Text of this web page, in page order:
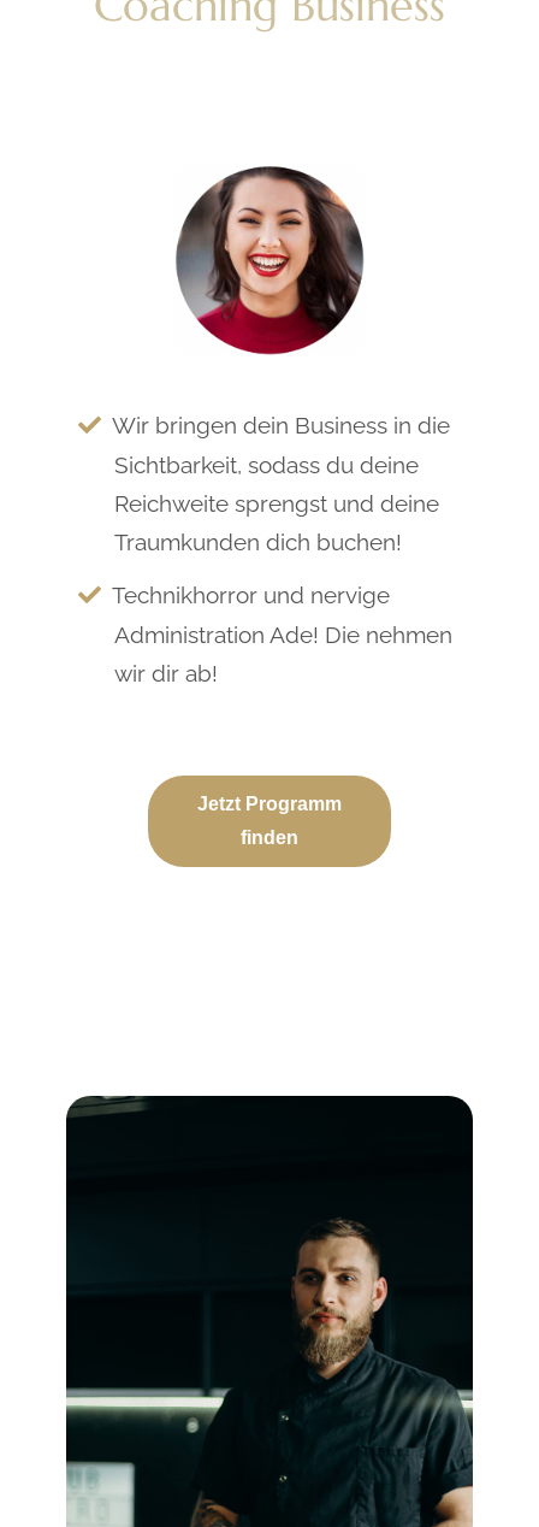
Wir bringen dein Business in die
Sichtbarkeit, sodass du deine
Reichweite sprengst und deine
Traumkunden dich buchen!
Technikhorror und nervige
Administration Ade! Die nehmen
wir dir ab!
Jetzt Programm
finden